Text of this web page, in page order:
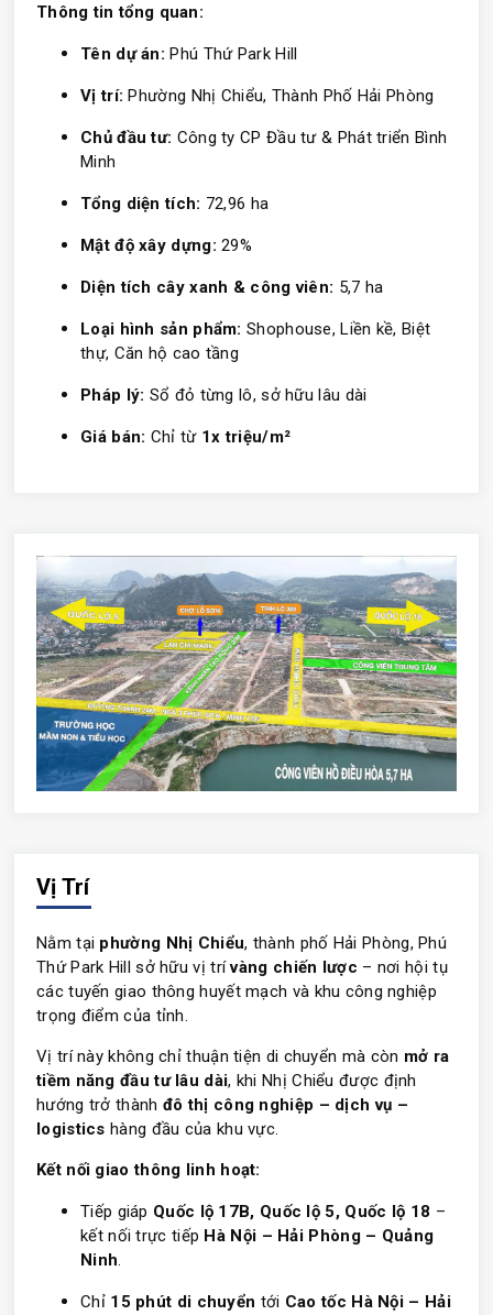
Thông tin tổng quan:
Tên dự án: Phú Thứ Park Hill
Vị trí:Phường Nhị Chiểu, Thành Phố Hải Phòng
Chủ đầu tư: Công ty CP Đầu tư & Phát triển Bình
Minh
Tổng diện tích: 72,96 ha
Mật độ xây dựng: 29%
Diện tích cây xanh & công viên: 5,7 ha
Loại hình sản phẩm: Shophouse, Liền kề, Biệt
thự, Căn hộ cao tầng
Pháp lý: Sổ đỏ từng lô, sở hữu lâu dài
Giá bán: Chỉ từ 1x triệu/m²
Vị Trí
Nằm tại phường Nhị Chiểu, thành phố Hải Phòng, Phú
Thứ Park Hill sở hữu vị trívàng chiến lược – nơi hội tụ
các tuyến giao thông huyết mạch và khu công nghiệp
trọng điểm của tỉnh.
Vị trí này không chỉ thuận tiện di chuyển mà còn mở ra
tiềm năng đầu tư lâu dài, khi Nhị Chiểu được định
hướng trở thành đô thị công nghiệp – dịch vụ –
logistics hàng đầu của khu vực.
Kết nối giao thông linh hoạt:
Tiếp giáp Quốc lộ 17B, Quốc lộ 5, Quốc lộ 18 –
kết nối trực tiếp Hà Nội – Hải Phòng – Quảng
Ninh.
Chỉ 15 phút di chuyển tới Cao tốc Hà Nội – Hải